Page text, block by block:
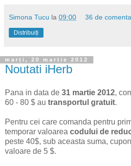
Simona Tucu la 09:00 36 de
Distribuiți
marți, 20 martie 2012
Noutati iHerb
Pana in data de 31 martie 2012,
60 - 80 $ au transportul gratuit.
Pentru cei care comanda pentru
temporar valoarea codului de
peste 40$, sub aceasta suma,
valoare de 5 $.